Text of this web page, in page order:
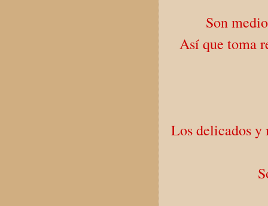
Son
Así que toma
Los delicados y